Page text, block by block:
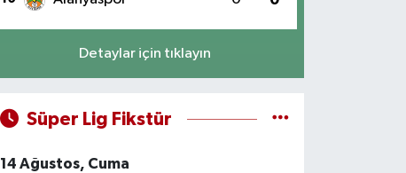
Detaylar için tıklayın
Süper Lig Fikstür
14 Ağustos, Cuma